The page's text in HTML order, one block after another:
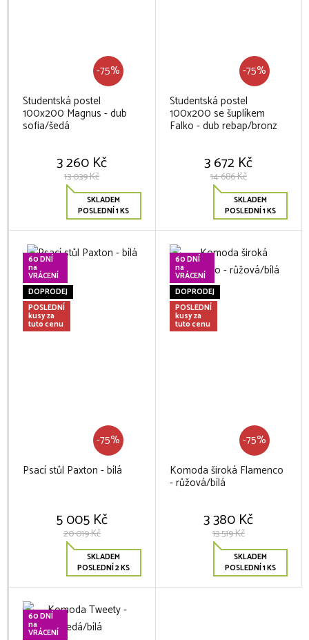
-75%
Studentská postel
100x200 Magnus - dub
sofia/šedá
3 260 Kč
13 039 Kč
SKLADEM
POSLEDNÍ 1 KS
-75%
Studentská postel
100x200 se šuplíkem
Falko - dub rebap/bronz
3 672 Kč
14 686 Kč
SKLADEM
POSLEDNÍ 1 KS
60 DNÍ
na
VRÁCENÍ
DOPRODEJ
POSLEDNÍ
kusy za
tuto cenu
-75%
Psací stůl Paxton - bílá
5 005 Kč
20 019 Kč
SKLADEM
POSLEDNÍ 2 KS
60 DNÍ
na
VRÁCENÍ
DOPRODEJ
POSLEDNÍ
kusy za
tuto cenu
-75%
Komoda široká Flamenco
- růžová/bílá
3 380 Kč
13 519 Kč
SKLADEM
POSLEDNÍ 1 KS
60 DNÍ
na
VRÁCENÍ